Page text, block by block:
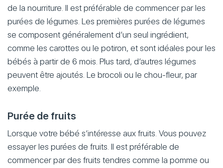
de la nourriture. Il est préférable de commencer par les
purées de légumes. Les premières purées de légumes
se composent généralement d’un seul ingrédient,
comme les carottes ou le potiron, et sont idéales pour les
bébés à partir de 6 mois. Plus tard, d’autres légumes
peuvent être ajoutés. Le brocoli ou le chou-fleur, par
exemple.
Purée de fruits
Lorsque votre bébé s’intéresse aux fruits. Vous pouvez
essayer les purées de fruits. Il est préférable de
commencer par des fruits tendres comme la pomme ou